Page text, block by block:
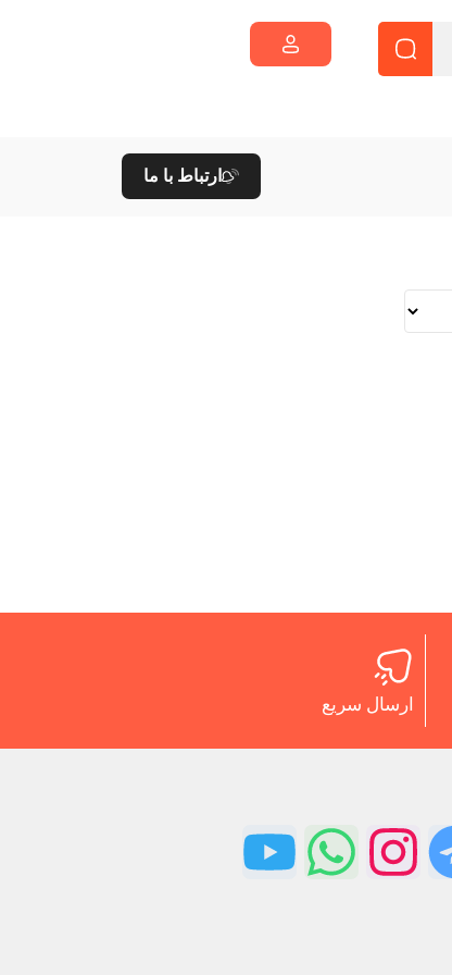
ارتباط با ما
ارسال سریع